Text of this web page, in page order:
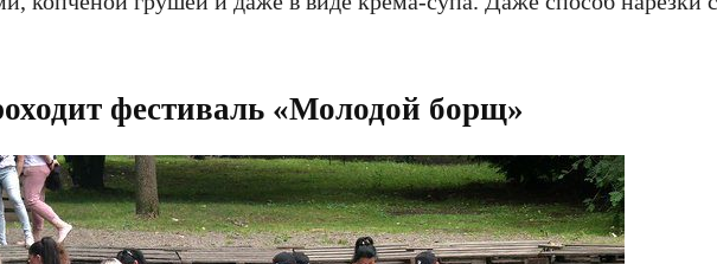
фестиваль «Молодой борщ»